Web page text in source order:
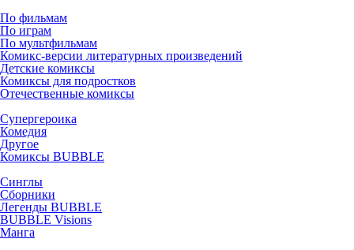
По фильмам
По играм
По мультфильмам
Комикс-версии литературных произведений
Детские комиксы
Комиксы для подростков
Отечественные комиксы
Супергероика
Комедия
Другое
Комиксы BUBBLE
Синглы
Сборники
Легенды BUBBLE
BUBBLE Visions
Манга